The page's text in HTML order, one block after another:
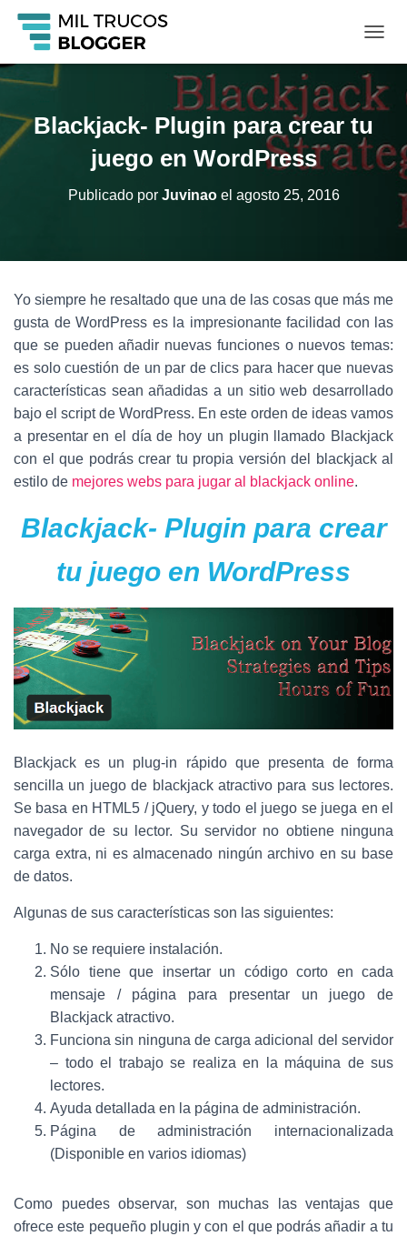
A
B
R
M
V
E
G
C
I
Ó
Blackjack- Plugin para crear tu
juego en WordPress
Publicado por Juvinaoel agosto 25, 2016
Yo siempre he resaltado que una de las cosas que más me
gusta de WordPress es la impresionante facilidad con las
que se pueden añadir nuevas funciones o nuevos temas:
es solo cuestión de un par de clics para hacer que nuevas
características sean añadidas a un sitio web desarrollado
bajo el script de WordPress. En este orden de ideas vamos
a presentar en el día de hoy un plugin llamado Blackjack
con el que podrás crear tu propia versión del blackjack al
estilo de mejores webs para jugar al blackjack online.
Blackjack- Plugin para crear
tu juego en WordPress
Blackjack es un plug-in rápido que presenta de forma
sencilla un juego de blackjack atractivo para sus lectores.
Se basa en HTML5 / jQuery, y todo el juego se juega en el
navegador de su lector. Su servidor no obtiene ninguna
carga extra, ni es almacenado ningún archivo en su base
de datos.
Algunas de sus características son las siguientes:
No se requiere instalación.
Sólo tiene que insertar un código corto en cada
mensaje / página para presentar un juego de
Blackjack atractivo.
Funciona sin ninguna de carga adicional del servidor
– todo el trabajo se realiza en la máquina de sus
lectores.
Ayuda detallada en la página de administración.
Página de administración internacionalizada
(Disponible en varios idiomas)
Como puedes observar, son muchas las ventajas que
ofrece este pequeño plugin y con el que podrás añadir a tu